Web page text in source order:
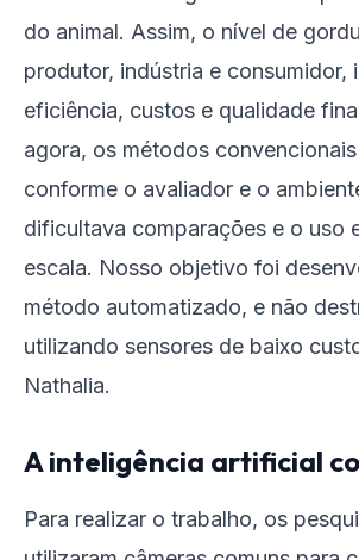
do animal. Assim, o nível de
produtor, indústria e consumidor,
eficiência, custos e qualidade
agora, os métodos
conforme o avaliador e o
dificultava comparações e o uso
escala. Nosso objetivo foi
método automatizado, e não
utilizando sensores de baixo
Nathalia.
A inteligência artificial
Para realizar o trabalho, os